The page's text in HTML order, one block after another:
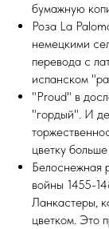
бумажную
Роза La
немецкими
перевода с
испанском
"Proud" в
"гордый". И
цветку
Белоснежная
войны 1455-
Ланкастеры,
цветком. Это